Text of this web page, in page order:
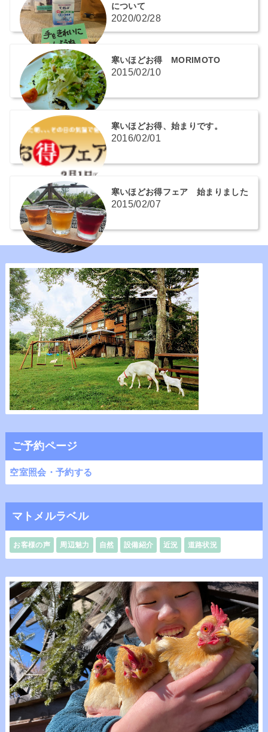
について
2020/02/28
寒いほどお得 MORIMOTO
2015/02/10
寒いほどお得、始まりです。
2016/02/01
寒いほどお得フェア 始まりました
2015/02/07
ご予約ページ
空室照会・予約する
マトメルラベル
お客様の声 周辺魅力 自然 設備紹介 近況 道路状況